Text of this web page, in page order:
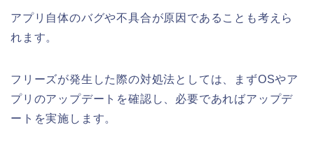
アプリ自体のバグや不具合が原因であることも考えら
れます。
フリーズが発生した際の対処法としては、まずOSやア
プリのアップデートを確認し、必要であればアップデ
ートを実施します。